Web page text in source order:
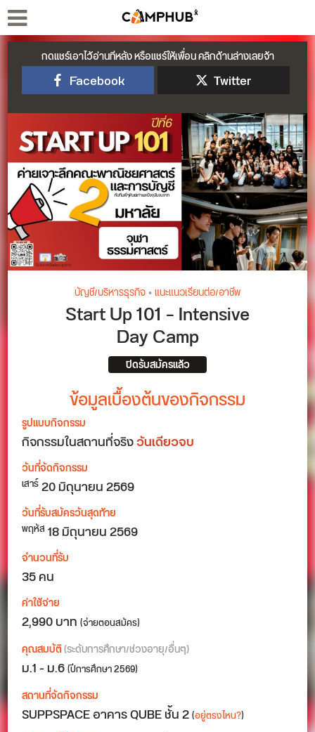
กดแชร์เอาไว้อ่านทีหลัง หรือแชร์ให้เพื่อน คลิกด้านล่างเลยจ้า
Facebook Twitter
บัญชี/บริหารธุรกิจ•แนะแนวเรียนต่อ/อาชีพ
Start Up 101 – Intensive
Day Camp
ปิดรับสมัครแล้ว
ข้อมูลเบื้องต้นของกิจกรรม
รูปแบบกิจกรรม
กิจกรรมในสถานที่จริงวันเดียวจบ
วันที่จัดกิจกรรม
เสาร์20มิถุนายน 2569
วันที่รับสมัครวันสุดท้าย
พฤหัส 18 มิถุนายน 2569
จำนวนที่รับ
35 คน
ค่าใช้จ่าย
2,990 บาท(จ่ายตอนสมัคร)
คุณสมบัติ(ระดับการศึกษา/ช่วงอายุ/อื่นๆ)
ม.1 - ม.6(ปีการศึกษา 2569)
สถานที่จัดกิจกรรม
SUPPSPACE อาคาร QUBE ชั้น 2(อยู่ตรงไหน?)